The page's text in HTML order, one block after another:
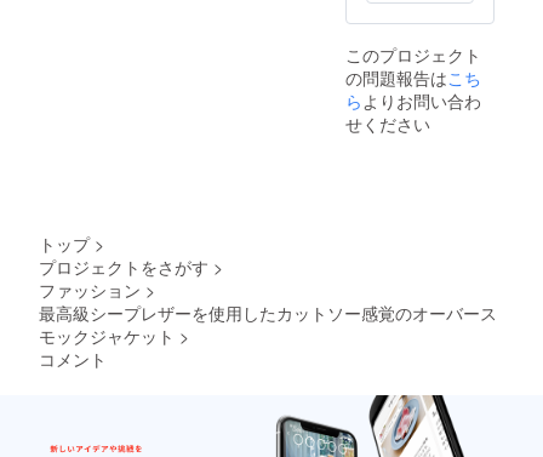
このプロジェクト
の問題報告はこち
ら よりお問い合わ
せください
トップ >
プロジェクトをさがす >
ファッション >
最高級シープレザーを使用したカットソー感覚のオーバース
モックジャケット >
コメント